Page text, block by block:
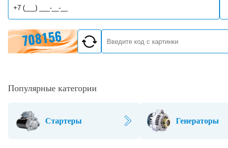
Популярные категории
Стартеры Генераторы